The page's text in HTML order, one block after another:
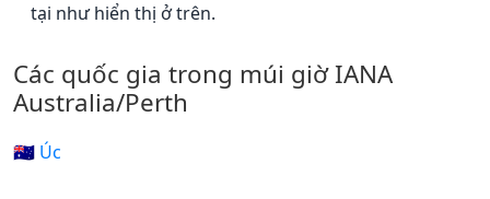
tại như hiển thị ở trên.
Các quốc gia trong múi giờ IANA
Australia/Perth
🇦🇺 Úc